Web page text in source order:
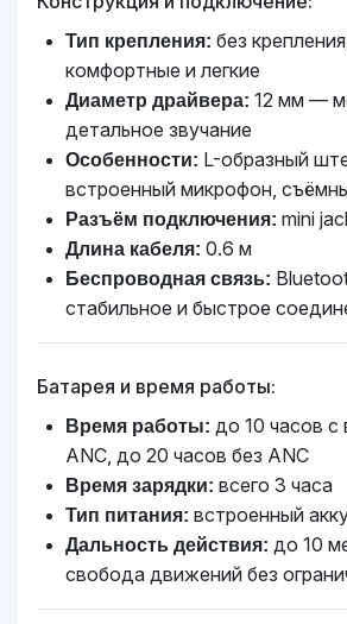
Тип крепления: без
комфортные и легкие
Диаметр драйвера: 12 мм —
детальное звучание
Особенности: L-образный
встроенный микрофон,
Разъём подключения: mini
Длина кабеля: 0.6 м
Беспроводная связь:
стабильное и быстрое
Батарея и время работы:
Время работы: до 10 часов
ANC, до 20 часов без ANC
Время зарядки: всего 3 часа
Тип питания: встроенный
Дальность действия: до 10
свобода движений без